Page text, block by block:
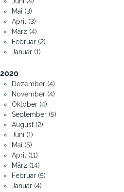
Mai (3)
April (3)
März (4)
Februar (2)
Januar (1)
2020
Dezember (4)
November (4)
Oktober (4)
September (5)
August (2)
Juni (1)
Mai (5)
April (11)
März (14)
Februar (5)
Januar (4)